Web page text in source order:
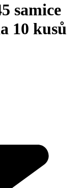
samice
10 kusů